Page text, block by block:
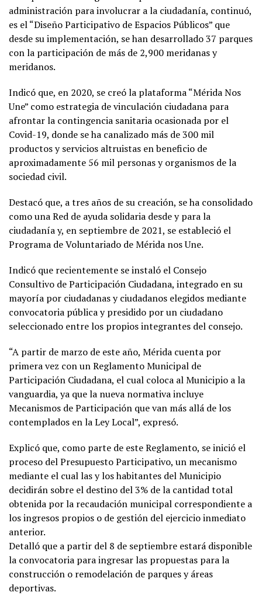
administración para involucrar a la ciudadanía, continuó,
es el “Diseño Participativo de Espacios Públicos” que
desde su implementación, se han desarrollado 37 parques
con la participación de más de 2,900 meridanas y
meridanos.
Indicó que, en 2020, se creó la plataforma “Mérida Nos
Une” como estrategia de vinculación ciudadana para
afrontar la contingencia sanitaria ocasionada por el
Covid-19, donde se ha canalizado más de 300 mil
productos y servicios altruistas en beneficio de
aproximadamente 56 mil personas y organismos de la
sociedad civil.
Destacó que, a tres años de su creación, se ha consolidado
como una Red de ayuda solidaria desde y para la
ciudadanía y, en septiembre de 2021, se estableció el
Programa de Voluntariado de Mérida nos Une.
Indicó que recientemente se instaló el Consejo
Consultivo de Participación Ciudadana, integrado en su
mayoría por ciudadanas y ciudadanos elegidos mediante
convocatoria pública y presidido por un ciudadano
seleccionado entre los propios integrantes del consejo.
“A partir de marzo de este año, Mérida cuenta por
primera vez con un Reglamento Municipal de
Participación Ciudadana, el cual coloca al Municipio a la
vanguardia, ya que la nueva normativa incluye
Mecanismos de Participación que van más allá de los
contemplados en la Ley Local”, expresó.
Explicó que, como parte de este Reglamento, se inició el
proceso del Presupuesto Participativo, un mecanismo
mediante el cual las y los habitantes del Municipio
decidirán sobre el destino del 3% de la cantidad total
obtenida por la recaudación municipal correspondiente a
los ingresos propios o de gestión del ejercicio inmediato
anterior.
Detalló que a partir del 8 de septiembre estará disponible
la convocatoria para ingresar las propuestas para la
construcción o remodelación de parques y áreas
deportivas.